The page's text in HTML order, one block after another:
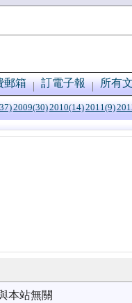
郵箱 訂電子報 所有
2009(30)2010(14)2011(9)
本站無關